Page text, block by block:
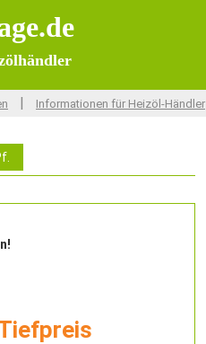
| Informationen für Heizöl-Händler